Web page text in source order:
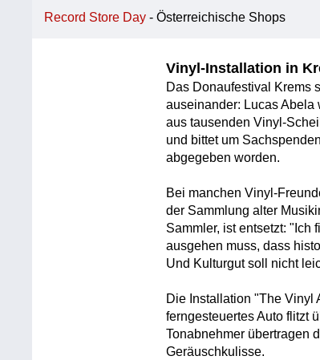
Record Store Day - Österreichische Shops
Vinyl-Installation in
Das Donaufestival Krems
auseinander: Lucas Abela
aus tausenden Vinyl-
und bittet um
abgegeben worden.
Bei manchen Vinyl-
der Sammlung alter
Sammler, ist entsetzt: "Ich
ausgehen muss, dass
Und Kulturgut soll nicht
Die Installation "The Vinyl
ferngesteuertes Auto flitzt
Tonabnehmer übertragen
Geräuschkulisse.